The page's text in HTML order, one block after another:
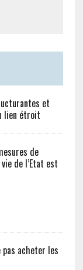
et
lien étroit
de
de l’Etat est
pas acheter les